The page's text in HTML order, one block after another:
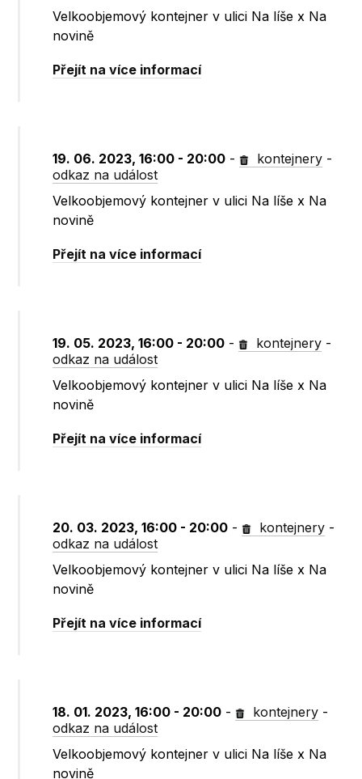
Velkoobjemový kontejner v ulici Na líše x Na
novině
Přejít na více informací
19. 06. 2023, 16:00 - 20:00 - kontejnery -
odkaz na událost
Velkoobjemový kontejner v ulici Na líše x Na
novině
Přejít na více informací
19. 05. 2023, 16:00 - 20:00 - kontejnery -
odkaz na událost
Velkoobjemový kontejner v ulici Na líše x Na
novině
Přejít na více informací
20. 03. 2023, 16:00 - 20:00 - kontejnery -
odkaz na událost
Velkoobjemový kontejner v ulici Na líše x Na
novině
Přejít na více informací
18. 01. 2023, 16:00 - 20:00 - kontejnery -
odkaz na událost
Velkoobjemový kontejner v ulici Na líše x Na
novině